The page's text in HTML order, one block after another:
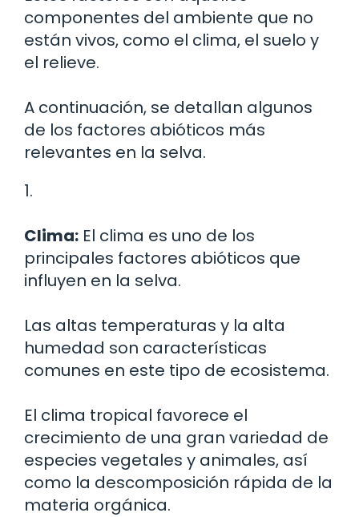
componentes del ambiente que no
están vivos, como el clima, el suelo y
el relieve.
A continuación, se detallan algunos
de los factores abióticos más
relevantes en la selva.
1.
Clima: El clima es uno de los
principales factores abióticos que
influyen en la selva.
Las altas temperaturas y la alta
humedad son características
comunes en este tipo de ecosistema.
El clima tropical favorece el
crecimiento de una gran variedad de
especies vegetales y animales, así
como la descomposición rápida de la
materia orgánica.